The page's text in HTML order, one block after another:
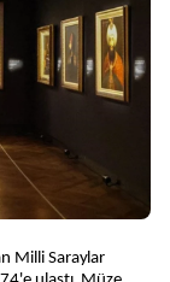
Milli Saraylar